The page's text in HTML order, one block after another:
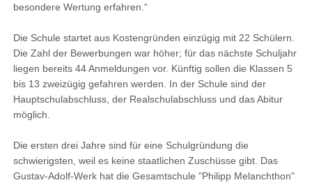
besondere Wertung erfahren.“
Die Schule startet aus Kostengründen einzügig mit 22 Schülern.
Die Zahl der Bewerbungen war höher; für das nächste Schuljahr
liegen bereits 44 Anmeldungen vor. Künftig sollen die Klassen 5
bis 13 zweizügig gefahren werden. In der Schule sind der
Hauptschulabschluss, der Realschulabschluss und das Abitur
möglich.
Die ersten drei Jahre sind für eine Schulgründung die
schwierigsten, weil es keine staatlichen Zuschüsse gibt. Das
Gustav-Adolf-Werk hat die Gesamtschule "Philipp Melanchthon"